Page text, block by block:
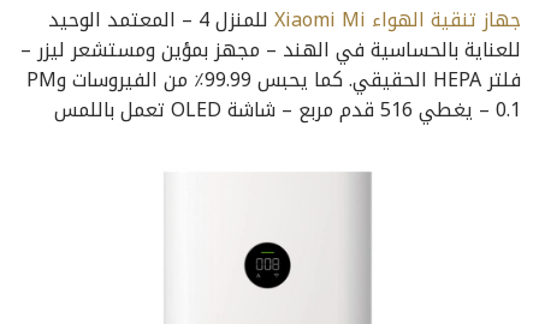
جهاز تنقية الهواء Xiaomi Mi
للمنزل 4 – المعتمد الوحيد
للعناية بالحساسية في الهند – مجهز بمؤين ومستشعر ليزر –
فلتر HEPA الحقيقي. كما يحبس 99.99٪ من الفيروسات وPM
0.1 – يغطي 516 قدم مربع – شاشة OLED تعمل باللمس